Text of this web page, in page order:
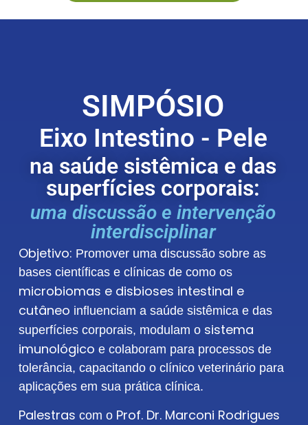
SIMPÓSIO
Eixo Intestino - Pele
na saúde sistêmica e das
superfícies corporais:
uma discussão e intervenção
interdisciplinar
Objetivo: Promover uma discussão sobre as
bases científicas e clínicas de como os
microbiomas e disbioses intestinal e
cutâneo influenciam a saúde sistêmica e das
superfícies corporais, modulam osistema
imunológico e colaboram para processos de
tolerância, capacitando o clínico veterinário para
aplicações em sua prática clínica.
Palestras com o Prof. Dr. Marconi Rodrigues